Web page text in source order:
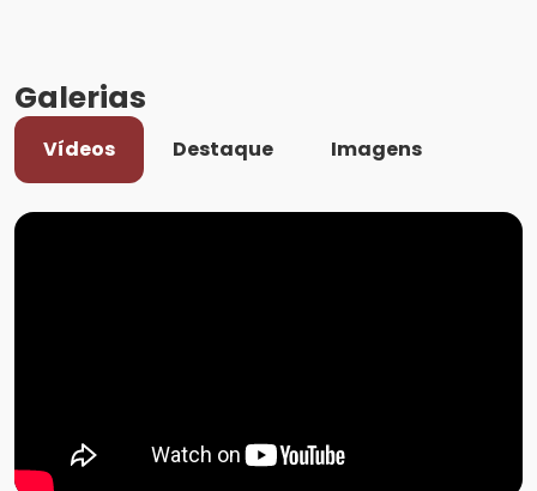
Galerias
Vídeos Destaque Imagens